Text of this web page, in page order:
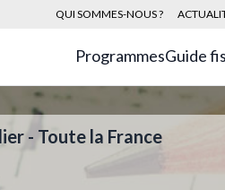
QUI SOMMES-NOUS ?
ProgrammesGuide
- Toute la France